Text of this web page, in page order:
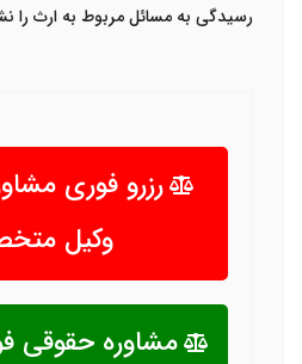
رسیدگی به مسائل مربوط به ارث را
رزرو فوری
وکیل
مشاوره حقوقی